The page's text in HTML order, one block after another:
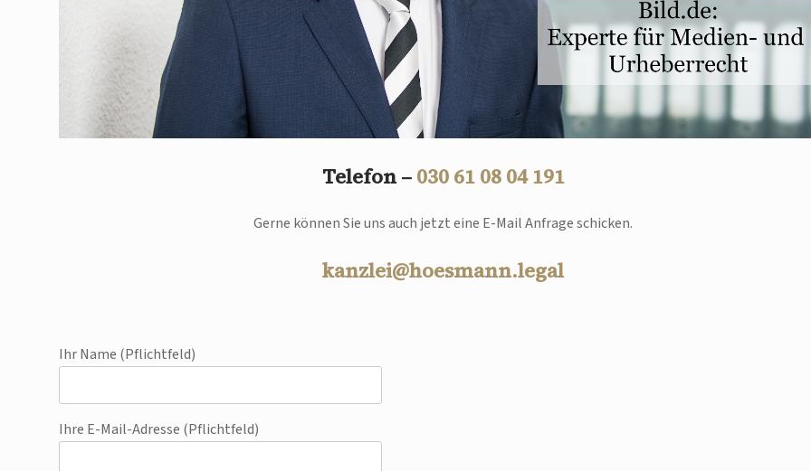
Telefon – 030 61 08 04 191
Gerne können Sie uns auch jetzt eine E-Mail Anfrage schicken.
kanzlei@hoesmann.legal
Ihr Name (Pflichtfeld)
Ihre E-Mail-Adresse (Pflichtfeld)